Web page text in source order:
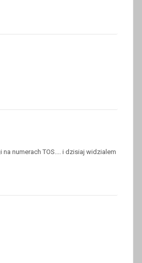
numerach TOS.... i dzisiaj widzialem